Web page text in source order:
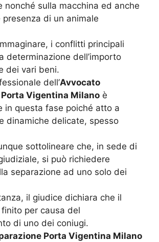
nonché sulla macchina ed anche
presenza di un animale
i conflitti principali
determinazione dell’importo
dei vari beni.
dell’Avvocato
Vigentina Milano è
in questa fase poiché atto a
dinamiche delicate, spesso
sottolineare che, in sede di
si può richiedere
separazione ad uno solo dei
il giudice dichiara che il
per causa del
di uno dei coniugi.
Porta Vigentina Milano